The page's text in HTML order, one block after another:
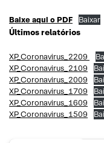
Baixe aqui o PDF Baixar
Últimos relatórios
XP_Coronavirus_2209
XP_Coronavirus_2109
XP_Coronavirus_2009
XP_Coronavirus_1709
XP_Coronavirus_1609
XP_Coronavirus_1509